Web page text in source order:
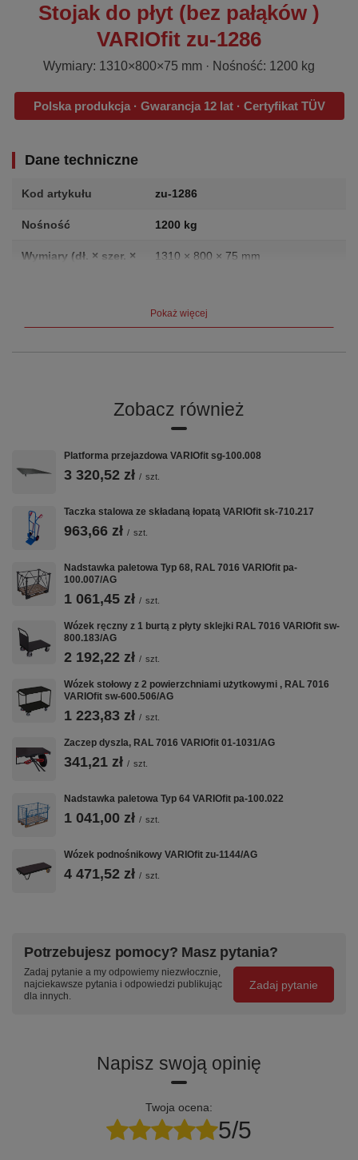
Stojak do płyt (bez pałąków )
VARIOfit zu-1286
Wymiary: 1310×800×75 mm · Nośność: 1200 kg
Polska produkcja · Gwarancja 12 lat · Certyfikat TÜV
Dane techniczne
Kod artykułu zu-1286
Nośność 1200 kg
Wymiary (dł. × szer. ×
1310 × 800 × 75 mm
Wymiary zew.: 1.310 x 800 x 75 mm (szer./gł./wys.)
kątowników stalowych * 7 możliwości włożenia pałąków w
odstępie 95 mm * po stronie czołowej koło rozbiegowe *
powierzchnia użytkowa z płyty MDF, okleina dekor bukowy
1.200 kg EAN-Nr.: 4035694004849
VARIOfit w CentrumWarsztatowe.pl:
Wózki Platformowe
Nadstawki Paletowe
Pokaż więcej
Zobacz również
Platforma przejazdowa VARIOfit sg-100.008
3 320,52 zł / szt.
Taczka stalowa ze składaną łopatą VARIOfit sk-710.217
963,66 zł / szt.
Nadstawka paletowa Typ 68, RAL 7016 VARIOfit pa-
100.007/AG
1 061,45 zł / szt.
Wózek ręczny z 1 burtą z płyty sklejki RAL 7016 VARIOfit sw-
800.183/AG
2 192,22 zł / szt.
Wózek stołowy z 2 powierzchniami użytkowymi , RAL 7016
VARIOfit sw-600.506/AG
1 223,83 zł / szt.
Zaczep dyszla, RAL 7016 VARIOfit 01-1031/AG
341,21 zł / szt.
Nadstawka paletowa Typ 64 VARIOfit pa-100.022
1 041,00 zł / szt.
Wózek podnośnikowy VARIOfit zu-1144/AG
4 471,52 zł / szt.
Potrzebujesz pomocy? Masz pytania?
Zadaj pytanie a my odpowiemy niezwłocznie,
najciekawsze pytania i odpowiedzi publikując
dla innych.
Zadaj pytanie
Napisz swoją opinię
Twoja ocena:
5/5